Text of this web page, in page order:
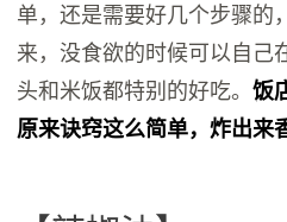
单，还是需要好几个步骤的
来，没食欲的时候可以自己
头和米饭都特别的好吃。饭
原来诀窍这么简单，炸出来